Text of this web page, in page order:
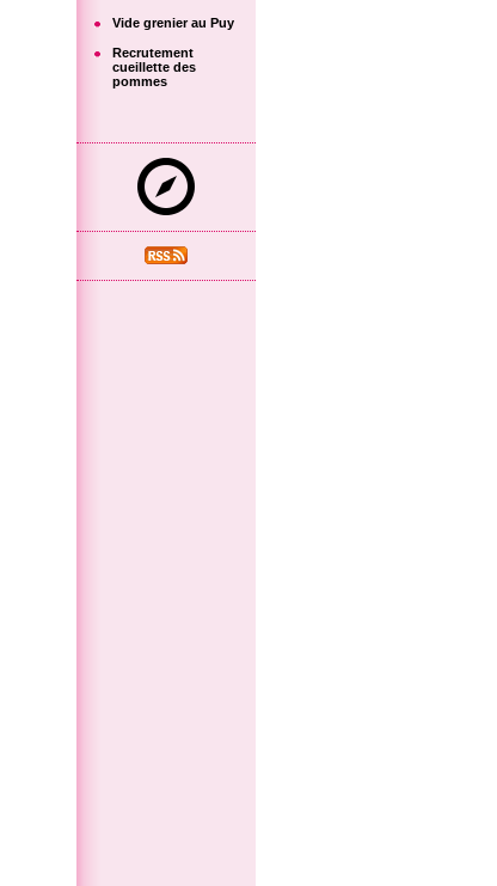
Vide grenier au Puy
Recrutement
cueillette des
pommes